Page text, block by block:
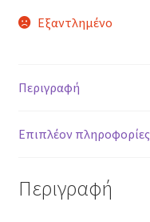
Εξαντλημένο
Περιγραφή
Επιπλέον πληροφορίες
Περιγραφή